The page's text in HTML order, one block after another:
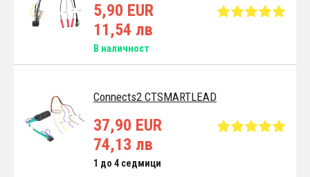
5,90 EUR
11,54 лв
В наличност
Connects2 CTSMARTLEAD
37,90 EUR
74,13 лв
1 до 4 седмици